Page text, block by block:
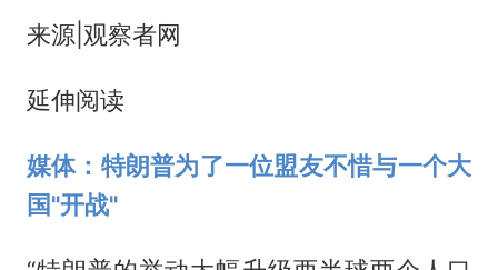
来源|观察者网
延伸阅读
媒体：特朗普为了一位盟友不惜与一个大
国"开战"